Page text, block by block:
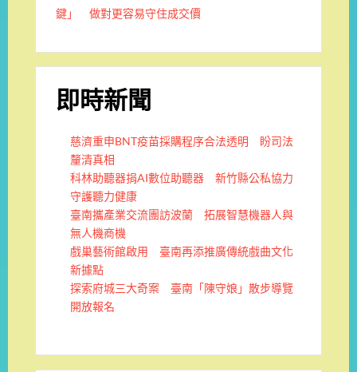
鍵」 做對更容易守住成交價
即時新聞
慈濟重申BNT疫苗採購程序合法透明 盼司法
釐清真相
科林助聽器捐AI數位助聽器 新竹縣公私協力
守護聽力健康
臺南攜產業交流團訪波蘭 拓展智慧機器人與
無人機商機
戲巢藝術館啟用 臺南再添推廣傳統戲曲文化
新據點
探索府城三大奇案 臺南「陳守娘」散步導覽
開放報名